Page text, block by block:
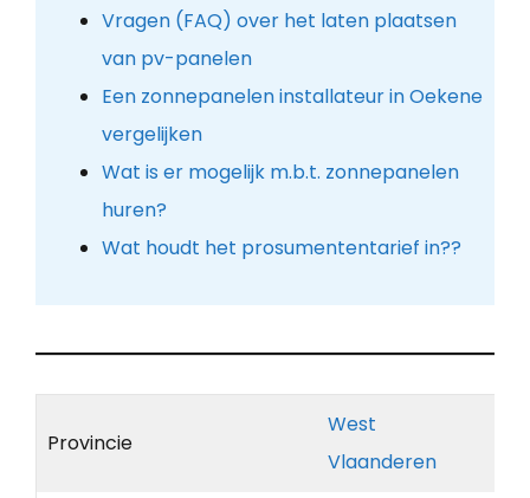
Vragen (FAQ) over het laten plaatsen
van pv-panelen
Een zonnepanelen installateur in Oekene
vergelijken
Wat is er mogelijk m.b.t. zonnepanelen
huren?
Wat houdt het prosumententarief in??
Provincie
West
Vlaanderen